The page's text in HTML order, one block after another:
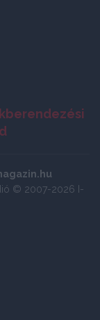
© 2007-2026 I-